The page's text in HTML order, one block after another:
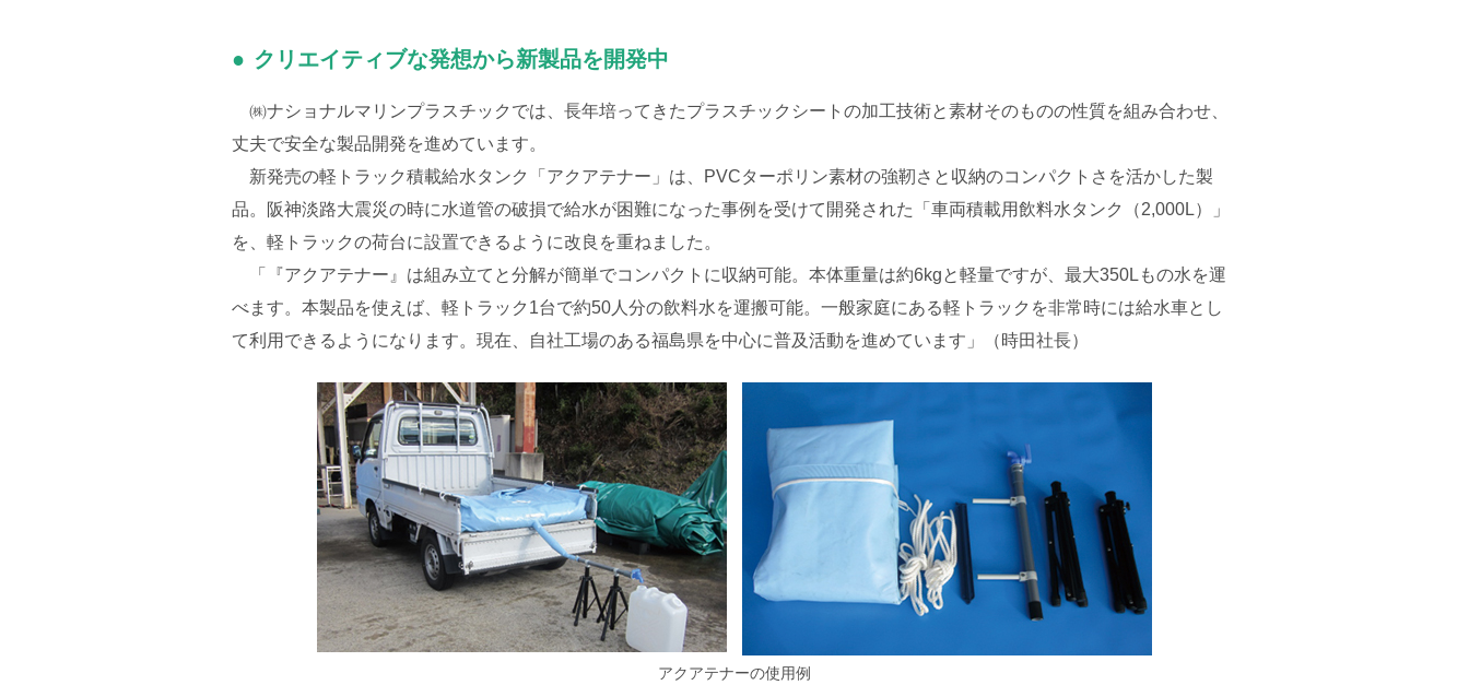
クリエイティブな発想から新製品を開発中
㈱ナショナルマリンプラスチックでは、長年培ってきたプラスチックシートの加工技術と素材そのものの性質を組み合わせ、
丈夫で安全な製品開発を進めています。
新発売の軽トラック積載給水タンク「アクアテナー」は、PVCターポリン素材の強靭さと収納のコンパクトさを活かした製
品。阪神淡路大震災の時に水道管の破損で給水が困難になった事例を受けて開発された「車両積載用飲料水タンク（2,000L）」
を、軽トラックの荷台に設置できるように改良を重ねました。
「『アクアテナー』は組み立てと分解が簡単でコンパクトに収納可能。本体重量は約6kgと軽量ですが、最大350Lもの水を運
べます。本製品を使えば、軽トラック1台で約50人分の飲料水を運搬可能。一般家庭にある軽トラックを非常時には給水車とし
て利用できるようになります。現在、自社工場のある福島県を中心に普及活動を進めています」（時田社長）
アクアテナーの使用例